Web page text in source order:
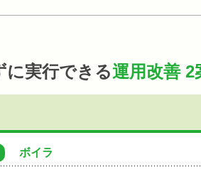
に実行できる運用改善 2
ボイラ